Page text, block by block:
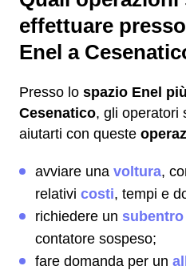
effettuare
Enel a
Presso lo spazio Enel
Cesenatico, gli operatori
aiutarti con queste
avviare una voltura,
relativi costi, tempi e
richiedere un subentro
contatore sospeso;
fare domanda per un